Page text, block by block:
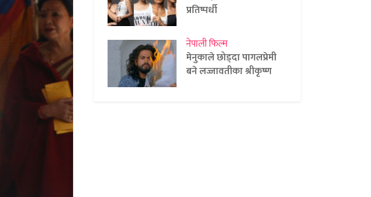
प्रतिष्पर्धी
नेपाली फिल्म
मेनुकाले छोड्दा पागलप्रेमी
बने लज्जावतीका श्रीकृष्ण